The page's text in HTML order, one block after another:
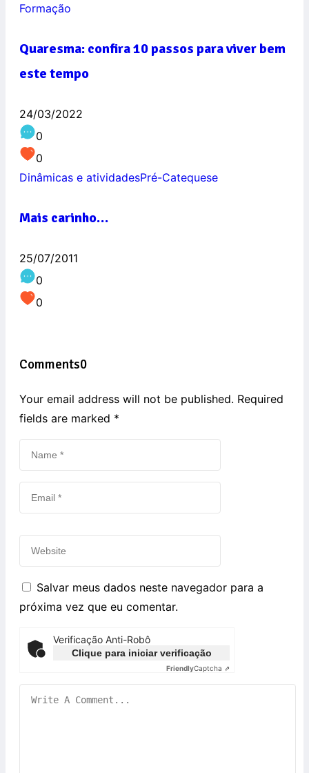
Formação
Quaresma: confira 10 passos para viver bem
este tempo
24/03/2022
0
0
Dinâmicas e atividadesPré-Catequese
Mais carinho…
25/07/2011
0
0
Comments0
Your email address will not be published. Required
fields are marked *
Salvar meus dados neste navegador para a
próxima vez que eu comentar.
Verificação Anti-Robô
Clique para iniciar verificação
FriendlyCaptcha ⇗